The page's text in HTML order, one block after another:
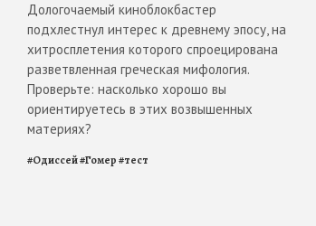
Дологочаемый киноблокбастер
подхлестнул интерес к древнему эпосу, на
хитросплетения которого спроецирована
разветвленная греческая мифология.
Проверьте: насколько хорошо вы
ориентируетесь в этих возвышенных
материях?
#Одиссей#Гомер#тест